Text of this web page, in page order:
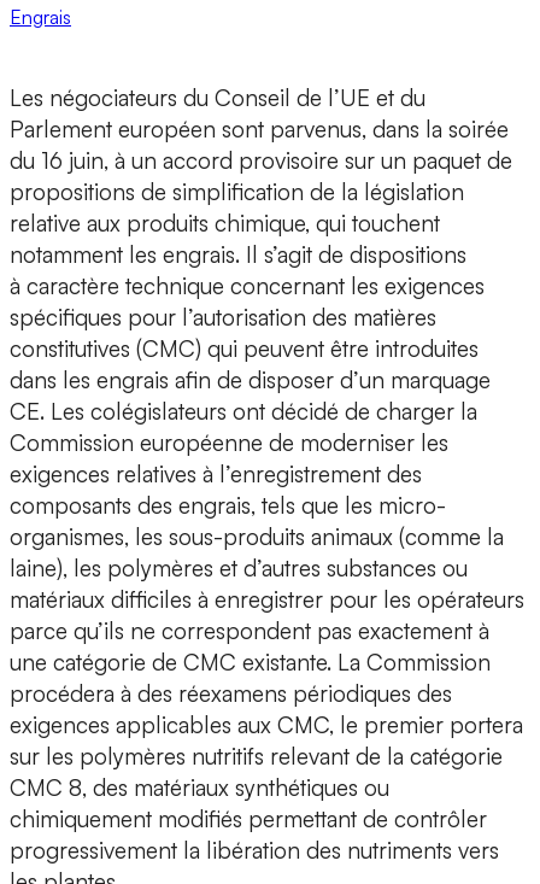
Engrais
Les négociateurs du Conseil de l’UE et du
Parlement européen sont parvenus, dans la soirée
du 16 juin, à un accord provisoire sur un paquet de
propositions de simplification de la législation
relative aux produits chimique, qui touchent
notamment les engrais. Il s’agit de dispositions
à caractère technique concernant les exigences
spécifiques pour l’autorisation des matières
constitutives (CMC) qui peuvent être introduites
dans les engrais afin de disposer d’un marquage
CE. Les colégislateurs ont décidé de charger la
Commission européenne de moderniser les
exigences relatives à l’enregistrement des
composants des engrais, tels que les micro-
organismes, les sous-produits animaux (comme la
laine), les polymères et d’autres substances ou
matériaux difficiles à enregistrer pour les opérateurs
parce qu’ils ne correspondent pas exactement à
une catégorie de CMC existante. La Commission
procédera à des réexamens périodiques des
exigences applicables aux CMC, le premier portera
sur les polymères nutritifs relevant de la catégorie
CMC 8, des matériaux synthétiques ou
chimiquement modifiés permettant de contrôler
progressivement la libération des nutriments vers